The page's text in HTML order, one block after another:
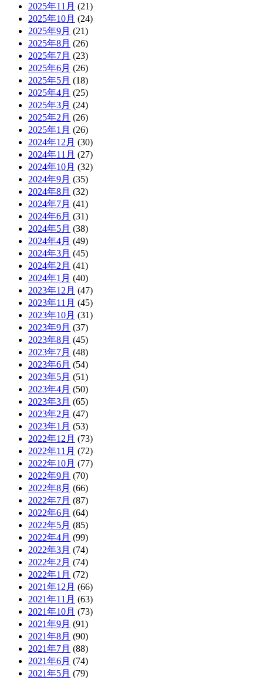
2025年11月 (21)
2025年10月 (24)
2025年9月 (21)
2025年8月 (26)
2025年7月 (23)
2025年6月 (26)
2025年5月 (18)
2025年4月 (25)
2025年3月 (24)
2025年2月 (26)
2025年1月 (26)
2024年12月 (30)
2024年11月 (27)
2024年10月 (32)
2024年9月 (35)
2024年8月 (32)
2024年7月 (41)
2024年6月 (31)
2024年5月 (38)
2024年4月 (49)
2024年3月 (45)
2024年2月 (41)
2024年1月 (40)
2023年12月 (47)
2023年11月 (45)
2023年10月 (31)
2023年9月 (37)
2023年8月 (45)
2023年7月 (48)
2023年6月 (54)
2023年5月 (51)
2023年4月 (50)
2023年3月 (65)
2023年2月 (47)
2023年1月 (53)
2022年12月 (73)
2022年11月 (72)
2022年10月 (77)
2022年9月 (70)
2022年8月 (66)
2022年7月 (87)
2022年6月 (64)
2022年5月 (85)
2022年4月 (99)
2022年3月 (74)
2022年2月 (74)
2022年1月 (72)
2021年12月 (66)
2021年11月 (63)
2021年10月 (73)
2021年9月 (91)
2021年8月 (90)
2021年7月 (88)
2021年6月 (74)
2021年5月 (79)